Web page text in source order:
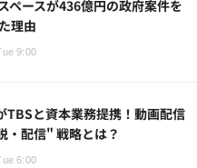
ペースが436億円の政府案件を
理由
9:00
TBSと資本業務提携！動画配信
・配信" 戦略とは？
6:00